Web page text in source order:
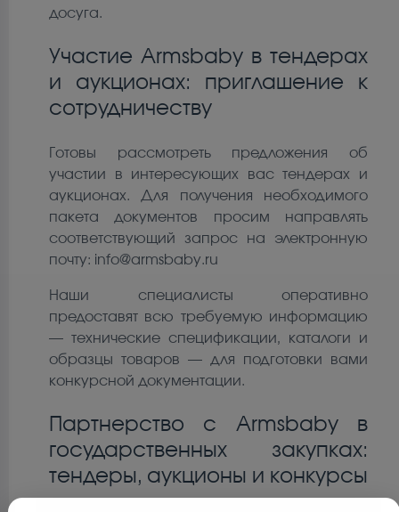
досуга.
Участие Armsbaby в тендерах
и аукционах: приглашение к
сотрудничеству
Готовы рассмотреть предложения об
участии в интересующих вас тендерах и
аукционах. Для получения необходимого
пакета документов просим направлять
соответствующий запрос на электронную
почту: info@armsbaby.ru
Наши специалисты оперативно
предоставят всю требуемую информацию
— технические спецификации, каталоги и
образцы товаров — для подготовки вами
конкурсной документации.
Партнерство с Armsbaby в
государственных закупках:
тендеры, аукционы и конкурсы